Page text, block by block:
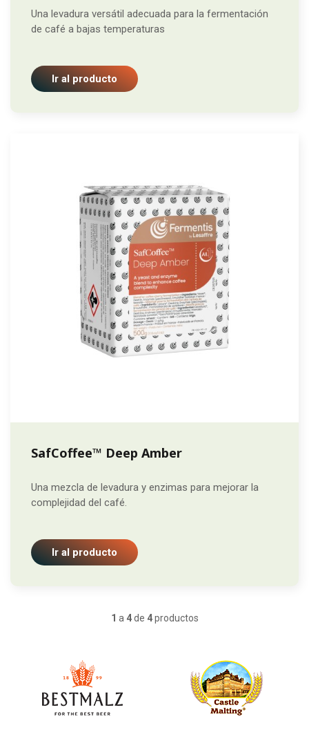
Una levadura versátil adecuada para la fermentación
de café a bajas temperaturas
Ir al producto
SafCoffee™ Deep Amber
Una mezcla de levadura y enzimas para mejorar la
complejidad del café.
Ir al producto
1 a 4de 4productos